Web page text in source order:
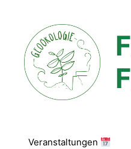
springen
Veranstaltungen